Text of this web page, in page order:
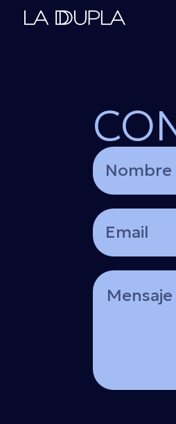
Nombre
y
Apellido
Email
Mensaje